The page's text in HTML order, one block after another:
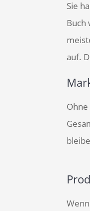
Sie
Buch
auf.